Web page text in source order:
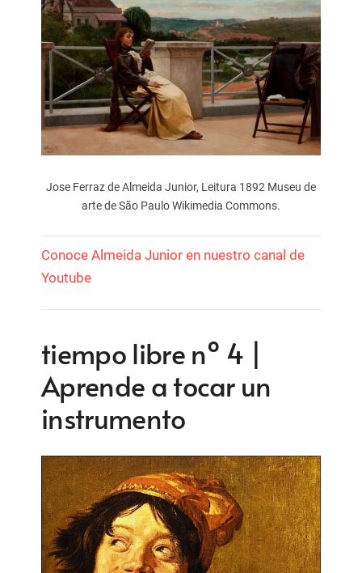
Jose Ferraz de Almeida Junior, Leitura 1892 Museu de
arte de São Paulo Wikimedia Commons.
Conoce Almeida Junior en nuestro canal de
Youtube
tiempo libre nº 4 |
Aprende a tocar un
instrumento